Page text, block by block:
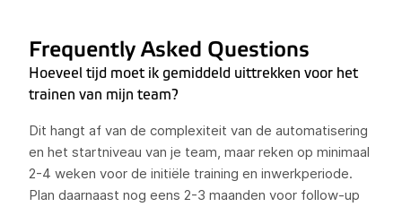
Frequently Asked Questions
Hoeveel tijd moet ik gemiddeld uittrekken voor het
trainen van mijn team?
Dit hangt af van de complexiteit van de automatisering
en het startniveau van je team, maar reken op minimaal
2-4 weken voor de initiële training en inwerkperiode.
Plan daarnaast nog eens 2-3 maanden voor follow-up